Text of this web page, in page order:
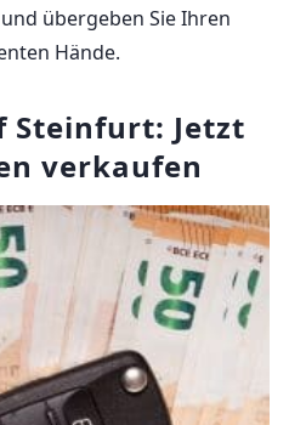
übergeben Sie Ihren
Hände.
Jetzt
verkaufen